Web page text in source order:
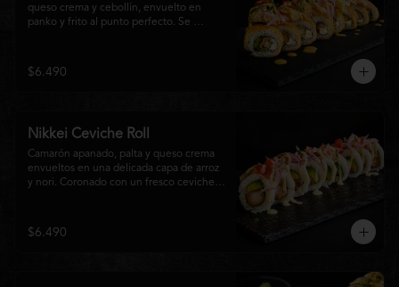
queso crema y cebollín, envuelto en
panko y frito al punto perfecto. Se
y una sedosa salsa huancaína, finalizada
con toques de pimentón rojo fresco que
$6.490
Nikkei Ceviche Roll
Camarón apanado, palta y queso crema
envueltos en una delicada capa de arroz
y nori. Coronado con un fresco ceviche
creando un equilibrio perfecto entre
frescura, cremosidad y crocancia en cada
$6.490